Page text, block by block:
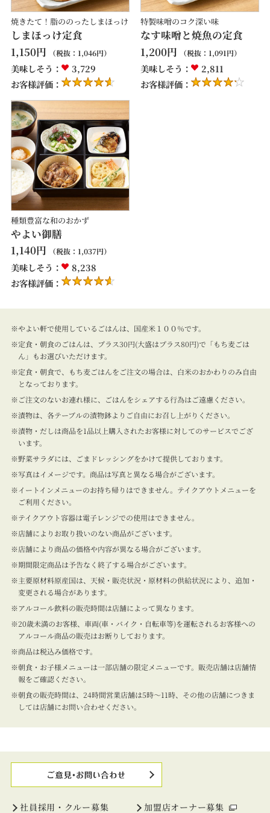
焼きたて！脂ののったしまほっけ
しまほっけ定食
1,150円 （税抜： 1,046円）
美味しそう：
3,729
お客様評価：
特製味噌のコク深い味
なす味噌と焼魚の定食
1,200円 （税抜： 1,091円）
美味しそう：
2,811
お客様評価：
種類豊富な和のおかず
やよい御膳
1,140円 （税抜： 1,037円）
美味しそう：
8,238
お客様評価：
やよい軒で使用しているごはんは、国産米１００％です。
定食・朝食のごはんは、プラス30円(大盛はプラス80円)で「もち麦ごは
ん」もお選びいただけます。
定食・朝食で、もち麦ごはんをご注文の場合は、白米のおかわりのみ自由
となっております。
ご注文のないお連れ様に、ごはんをシェアする行為はご遠慮ください。
漬物は、各テーブルの漬物鉢よりご自由にお召し上がりください。
漬物・だしは商品を1品以上購入されたお客様に対してのサービスでござ
います。
野菜サラダには、ごまドレッシングをかけて提供しております。
写真はイメージです。商品は写真と異なる場合がございます。
イートインメニューのお持ち帰りはできません。テイクアウトメニューを
ご利用ください。
テイクアウト容器は電子レンジでの使用はできません。
店舗によりお取り扱いのない商品がございます。
店舗により商品の価格や内容が異なる場合がございます。
期間限定商品は予告なく終了する場合がございます。
主要原材料原産国は、天候・販売状況・原材料の供給状況により、追加・
変更される場合があります。
アルコール飲料の販売時間は店舗によって異なります。
20歳未満のお客様、車両(車・バイク・自転車等)を運転されるお客様への
アルコール商品の販売はお断りしております。
商品は税込み価格です。
朝食・お子様メニューは一部店舗の限定メニューです。販売店舗は店舗情
報をご確認ください。
朝食の販売時間は、24時間営業店舗は5時～11時、その他の店舗につきま
しては店舗にお問い合わせください。
社員採用・クルー募集 加盟店オーナー募集